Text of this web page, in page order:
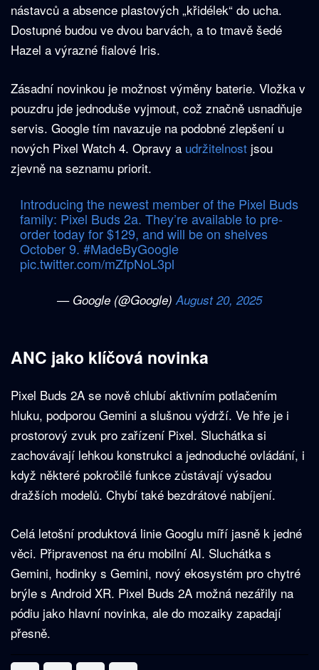
nástavců a absence plastových „křidélek“ do ucha.
Dostupné budou ve dvou barvách, a to tmavě šedé
Hazel a výrazné fialové Iris.
Zásadní novinkou je možnost výměny baterie. Vložka v
pouzdru jde jednoduše vyjmout, což značně usnadňuje
servis. Google tím navazuje na podobné zlepšení u
nových Pixel Watch 4. Opravy a udržitelnost jsou
zjevně na seznamu priorit.
Introducing the newest member of the Pixel Buds
family: Pixel Buds 2a. They’re available to pre-
order today for $129, and will be on shelves
October 9. #MadeByGoogle
pic.twitter.com/mZfpNoL3pl
— Google (@Google)August 20, 2025
ANC jako klíčová novinka
Pixel Buds 2A se nově chlubí aktivním potlačením
hluku, podporou Gemini a slušnou výdrží. Ve hře je i
prostorový zvuk pro zařízení Pixel. Sluchátka si
zachovávají lehkou konstrukci a jednoduché ovládání, i
když některé pokročilé funkce zůstávají výsadou
dražších modelů. Chybí také bezdrátové nabíjení.
Celá letošní produktová linie Googlu míří jasně k jedné
věci. Připravenost na éru mobilní AI. Sluchátka s
Gemini, hodinky s Gemini, nový ekosystém pro chytré
brýle s Android XR. Pixel Buds 2A možná nezářily na
pódiu jako hlavní novinka, ale do mozaiky zapadají
přesně.